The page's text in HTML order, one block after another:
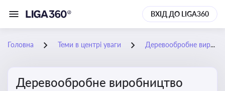
ВХІД ДО LIGA360
Головна Теми в центрі уваги Деревообробне виробництво
Деревообробне виробництво